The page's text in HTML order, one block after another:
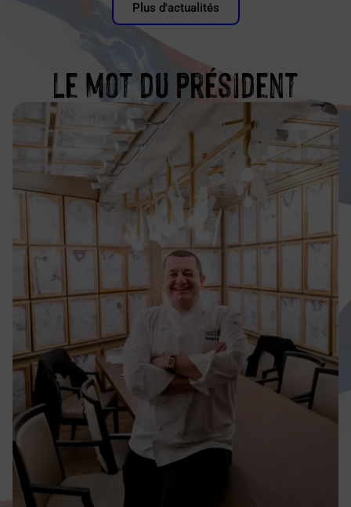
Plus d'actualités
Le mot du président